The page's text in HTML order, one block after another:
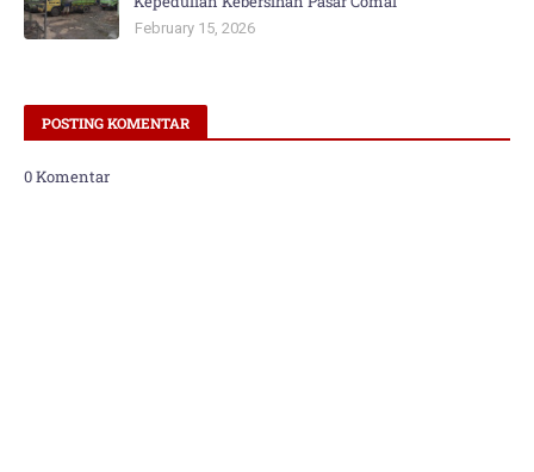
February 15, 2026
POSTING KOMENTAR
0 Komentar